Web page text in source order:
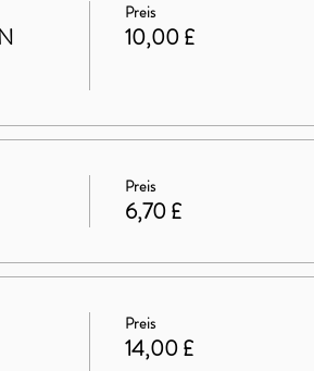
Preis
10,00 £
Preis
6,70 £
Preis
14,00 £